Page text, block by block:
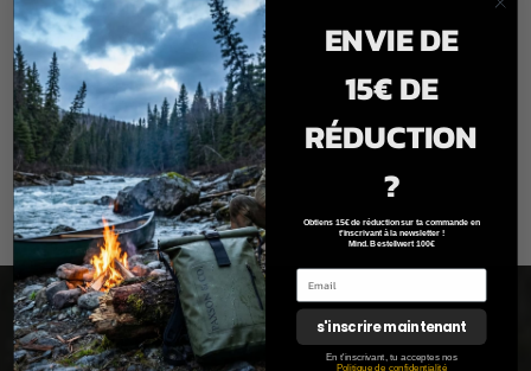
vorsichtig mit einer weichen Bürste und wische dann
mit einem leicht feuchten Tuch in Richtung der
Stoffstruktur ab. Verwende niemals chemische
Behandlungen.
Inscription à la newsletter
ENVIE DE
15€ DE
RÉDUCTION
?
Obtiens 15€ de réduction sur ta commande en
t'inscrivant à la newsletter !
Mind. Bestellwert 100€
s'inscrire maintenant
En t'inscrivant, tu acceptes nos
Politique de confidentialité